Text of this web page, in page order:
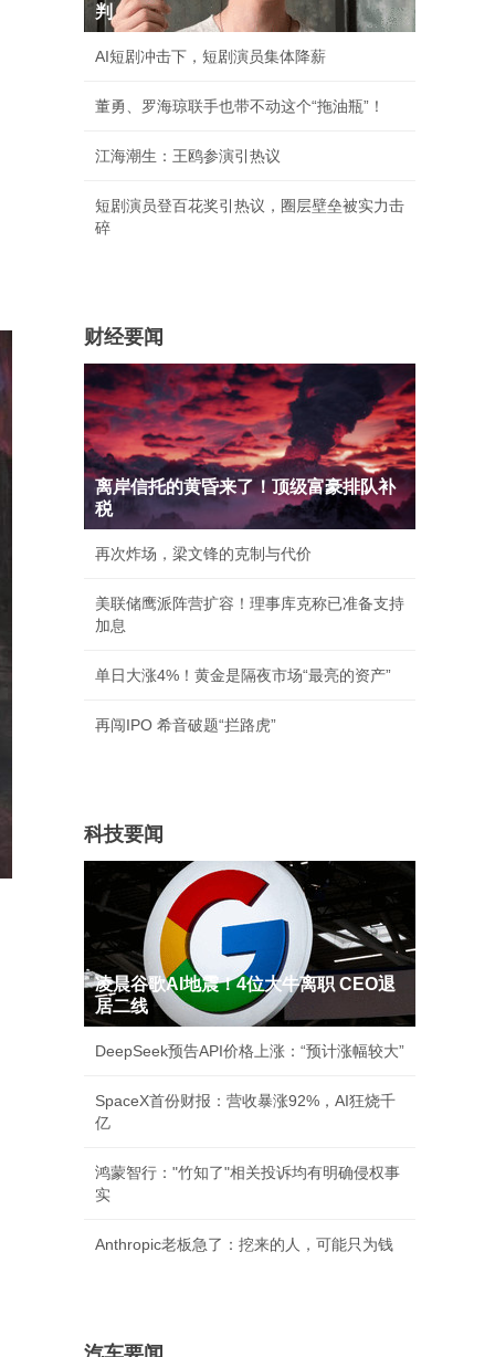
判
AI短剧冲击下，短剧演员集体降薪
董勇、罗海琼联手也带不动这个“拖油瓶”！
江海潮生：王鸥参演引热议
短剧演员登百花奖引热议，圈层壁垒被实力击
碎
财经要闻
离岸信托的黄昏来了！顶级富豪排队补
税
再次炸场，梁文锋的克制与代价
美联储鹰派阵营扩容！理事库克称已准备支持
加息
单日大涨4%！黄金是隔夜市场“最亮的资产”
再闯IPO 希音破题“拦路虎”
科技要闻
凌晨谷歌AI地震！4位大牛离职 CEO退
居二线
DeepSeek预告API价格上涨：“预计涨幅较大”
SpaceX首份财报：营收暴涨92%，AI狂烧千
亿
鸿蒙智行："竹知了"相关投诉均有明确侵权事
实
Anthropic老板急了：挖来的人，可能只为钱